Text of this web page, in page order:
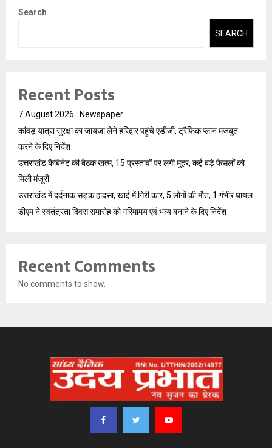
Search
SEARCH
Recent Posts
7 August 2026…Newspaper
कांवड़ यात्रा सुरक्षा का जायजा लेने हरिद्वार पहुंचे एडीजी, ट्रैफिक प्लान मजबूत
करने के दिए निर्देश
उत्तराखंड कैबिनेट की बैठक खत्म, 15 प्रस्तावों पर लगी मुहर, कई बड़े फैसलों को
मिली मंजूरी
उत्तराखंड में दर्दनाक सड़क हादसा, खाई में गिरी कार, 5 लोगों की मौत, 1 गंभीर घायल
डीएम ने स्वतंत्रता दिवस समारोह को गरिमामय एवं भव्य बनाने के दिए निर्देश
Recent Comments
No comments to show.